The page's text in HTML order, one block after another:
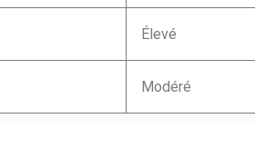
Élevé
Modéré